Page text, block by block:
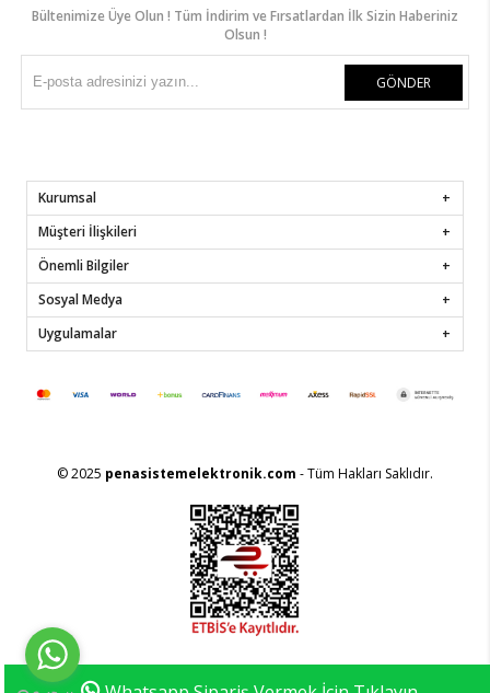
Bültenimize Üye Olun ! Tüm İndirim ve Fırsatlardan İlk Sizin Haberiniz
Olsun !
GÖNDER
Kurumsal
Müşteri İlişkileri
Önemli Bilgiler
Sosyal Medya
Uygulamalar
© 2025 penasistemelektronik.com - Tüm Hakları Saklıdır.